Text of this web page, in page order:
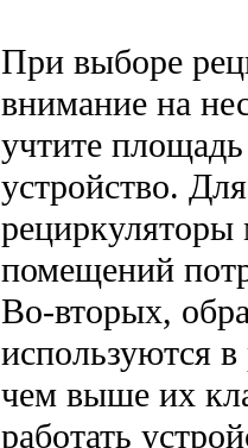
При выборе
внимание на
учтите
устройство.
помещений
Во-вторых,
используются
чем выше их
работать